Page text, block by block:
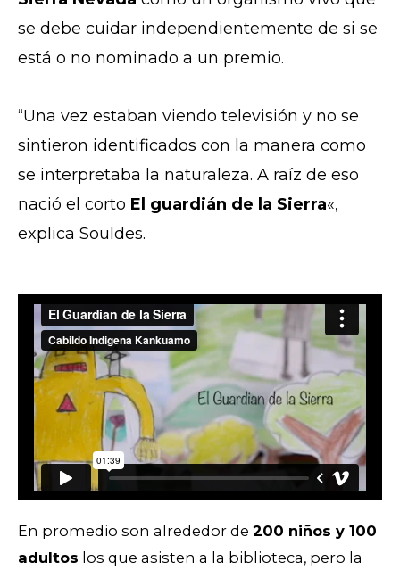
se debe cuidar independientemente de si se
está o no nominado a un premio.
“Una vez estaban viendo televisión y no se
sintieron identificados con la manera como
se interpretaba la naturaleza. A raíz de eso
nació el corto El guardián de la Sierra«,
explica Souldes.
En promedio son alrededor de 200 niños y 100
adultos los que asisten a la biblioteca, pero la